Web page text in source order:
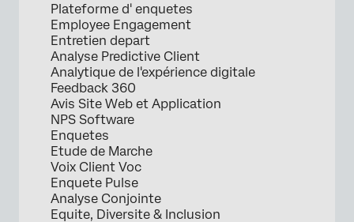
Plateforme d' enquetes
Employee Engagement
Entretien depart
Analyse Predictive Client
Analytique de l'expérience digitale
Feedback 360
Avis Site Web et Application
NPS Software
Enquetes
Etude de Marche
Voix Client Voc
Enquete Pulse
Analyse Conjointe
Equite, Diversite & Inclusion